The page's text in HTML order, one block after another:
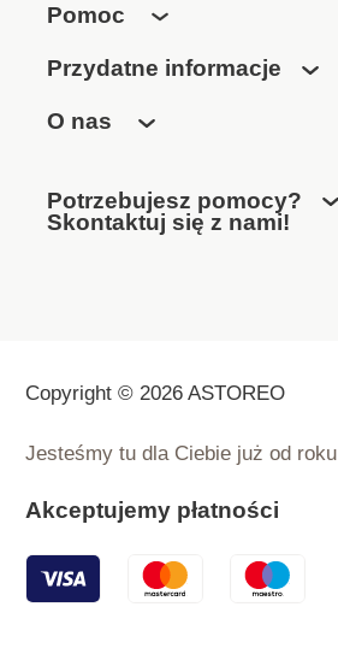
Pomoc
Przydatne informacje
O nas
Potrzebujesz pomocy?
Skontaktuj się z nami!
Copyright © 2026 ASTOREO
Jesteśmy tu dla Ciebie już od roku
Akceptujemy płatności